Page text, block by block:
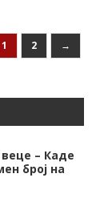
1 2 →
– Каде
број на